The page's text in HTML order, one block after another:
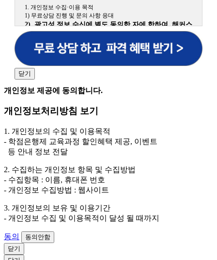
1. 개인정보 수집·이용 목적
1) 무료상담 진행 및 문의 사항 응대
2) 광고성 정보 수신에 별도 동의한 자에 한하여 해커스
원격평생교육원을 비롯한 해커스 교육그룹의 새로운 서
비스 신상품이나 이벤트, 최신 정보 안내 등 신청자의 취
향에 맞는 최적의 서비스를 제공하기 위함.
어, 해커스일본어, 해커스잡, 해커스금융, 해커스임용, 해커스공무
원, 해커스경찰, 해커스소방, 해커스공인중개사, 해커스주택관리
사, 해커스편입 등)
3. 개인정보 보유/이용 기간: 법령상 정하는 경우를 제
원이거나 상담 시로부터 3년 이내 탈퇴하는 자의 경우,
소비자 불만 또는 분쟁처리를 위해 3년간 보관합니다.
의 경우에는 상담 신청이 제한됩니다.
닫기
개인정보 제공에 동의합니다.
개인정보처리방침 보기
1. 개인정보의 수집 및 이용목적
- 학점은행제 교육과정 할인혜택 제공, 이벤트
등 안내 정보 전달
2. 수집하는 개인정보 항목 및 수집방법
- 수집항목 : 이름, 휴대폰 번호
- 개인정보 수집방법 : 웹사이트
3. 개인정보의 보유 및 이용기간
- 개인정보 수집 및 이용목적이 달성 될 때까지
동의
동의안함
닫기